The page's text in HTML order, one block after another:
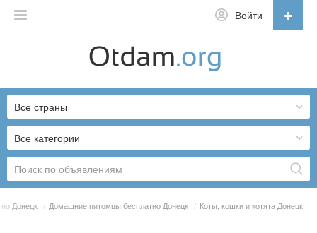
Войти
English
Русский
Українська
Все категории
Все страны
Донецк / Домашние питомцы бесплатно Донецк / Коты, кошки и котята Донецк